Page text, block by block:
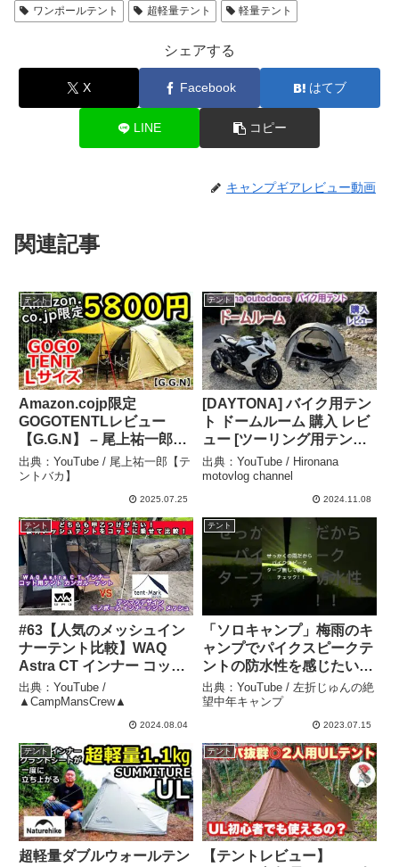
ワンポールテント
超軽量テント 軽量テント
シェアする
X Facebook はてブ
LINE コピー
キャンプギアレビュー動画
関連記事
テント
Amazon.cojp限定
GOGOTENTLレビュー
【G.G.N】 – 尾上祐一郎
【テントバカ】
出典：YouTube / 尾上祐一郎【テ
ントバカ】
2025.07.25
テント
[DAYTONA] バイク用テン
ト ドームルーム 購入 レビ
ュー [ツーリング用テント]
– Hironana motovlog
channel
出典：YouTube / Hironana
motovlog channel
2024.11.08
テント
#63【人気のメッシュイン
ナーテント比較】WAQ
Astra CT インナー コット
用テント × テンマクデ
ザイン モノポールインナ
ーテントメッシュ サイズ
▲CampMansCrew▲
出典：YouTube /
▲CampMansCrew▲
2024.08.04
テント
「ソロキャンプ」梅雨のキ
ャンプでパイクスピークテ
ントの防水性を感じたい
#shorts #雨キャンプ #キ
ャンプ道具レビュー #パ
#campingsolo – 左折じゅ
んの絶望中年キャンプ
出典：YouTube / 左折じゅんの絶
望中年キャンプ
2023.07.15
テント
超軽量ダブルウォールテン
テント
【テントレビュー】